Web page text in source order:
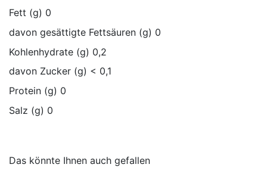
Fett (g) 0
davon gesättigte Fettsäuren (g) 0
Kohlenhydrate (g) 0,2
davon Zucker (g) < 0,1
Protein (g) 0
Salz (g) 0
Teesorte Früchte Tee
Das könnte Ihnen auch gefallen